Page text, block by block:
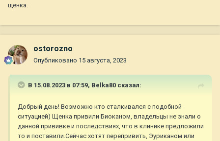
щенка.
ostorozno
Опубликовано 15 августа, 2023
В 15.08.2023 в 07:59, Belka80 сказал:
Добрый день! Возможно кто сталкивался с подобной
ситуацией) Щенка привили Биоканом, владельцы не знали о
данной прививке и последствиях, что в клинике предложили
то и поставили.Сейчас хотят перепривить, Эуриканом или